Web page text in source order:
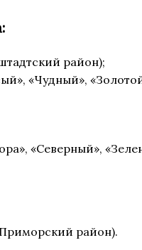
район);
«Чудный»,
«Северный»,
район).